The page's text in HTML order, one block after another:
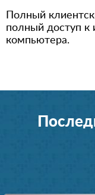
Полный
полный доступ
компьютера.